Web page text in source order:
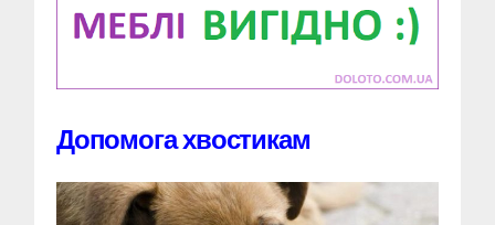
Допомога хвостикам